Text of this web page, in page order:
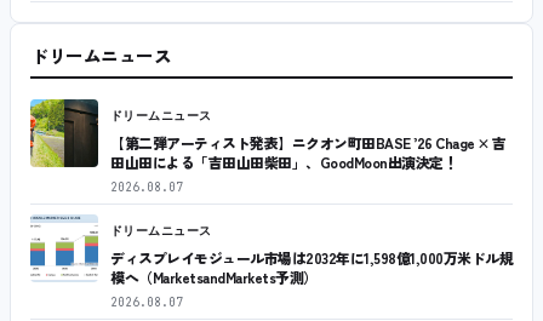
ドリームニュース
ドリームニュース
【第二弾アーティスト発表】ニクオン町田BASE ’26 Chage × 吉
田山田による「吉田山田柴田」、GoodMoon出演決定！
2026.08.07
ドリームニュース
ディスプレイモジュール市場は2032年に1,598億1,000万米ドル規
模へ（MarketsandMarkets予測）
2026.08.07